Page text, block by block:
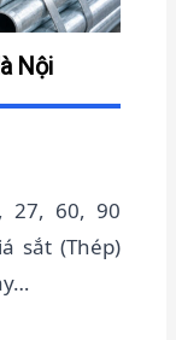
Nội
27, 60, 90
sắt (Thép)